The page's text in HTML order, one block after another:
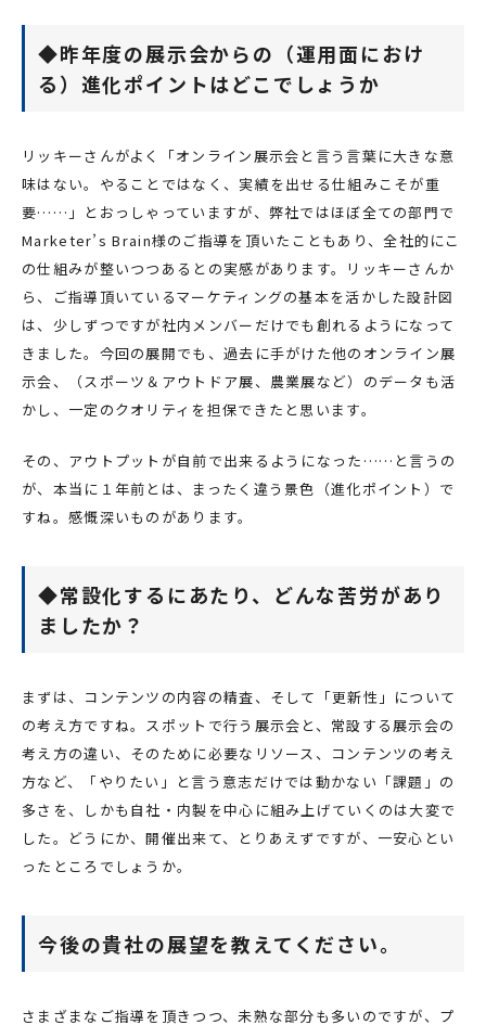
◆昨年度の展示会からの（運用面におけ
る）進化ポイントはどこでしょうか
リッキーさんがよく「オンライン展示会と言う言葉に大きな意
味はない。やることではなく、実績を出せる仕組みこそが重
要……」とおっしゃっていますが、弊社ではほぼ全ての部門で
Marketer’s Brain様のご指導を頂いたこともあり、全社的にこ
の仕組みが整いつつあるとの実感があります。リッキーさんか
ら、ご指導頂いているマーケティングの基本を活かした設計図
は、少しずつですが社内メンバーだけでも創れるようになって
きました。今回の展開でも、過去に手がけた他のオンライン展
示会、（スポーツ＆アウトドア展、農業展など）のデータも活
かし、一定のクオリティを担保できたと思います。
その、アウトプットが自前で出来るようになった……と言うの
が、本当に１年前とは、まったく違う景色（進化ポイント）で
すね。感慨深いものがあります。
◆常設化するにあたり、どんな苦労があり
ましたか？
まずは、コンテンツの内容の精査、そして「更新性」について
の考え方ですね。スポットで行う展示会と、常設する展示会の
考え方の違い、そのために必要なリソース、コンテンツの考え
方など、「やりたい」と言う意志だけでは動かない「課題」の
多さを、しかも自社・内製を中心に組み上げていくのは大変で
した。どうにか、開催出来て、とりあえずですが、一安心とい
ったところでしょうか。
今後の貴社の展望を教えてください。
さまざまなご指導を頂きつつ、未熟な部分も多いのですが、プ